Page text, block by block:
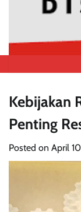
Kebijakan
Penting
Posted on April